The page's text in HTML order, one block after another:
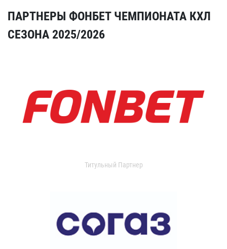
ПАРТНЕРЫ ФОНБЕТ ЧЕМПИОНАТА КХЛ
СЕЗОНА 2025/2026
Титульный Партнер